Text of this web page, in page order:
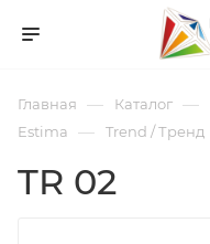
Главная — Каталог —
Estima — Trend / Тренд
TR 02